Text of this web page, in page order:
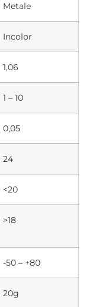
Metale
Incolor
1,06
1 – 10
0,05
24
<20
>18
-50 – +80
20g